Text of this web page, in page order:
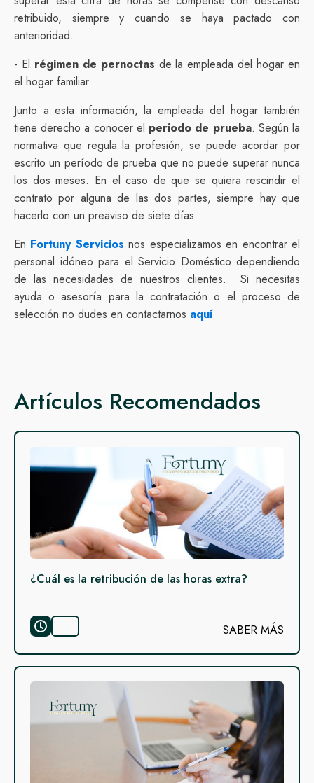
retribuido, siempre y cuando se haya pactado con
anterioridad.
- El régimen de pernoctas de la empleada del hogar en
el hogar familiar.
Junto a esta información, la empleada del hogar también
tiene derecho a conocer el periodo de prueba. Según la
normativa que regula la profesión, se puede acordar por
escrito un período de prueba que no puede superar nunca
los dos meses. En el caso de que se quiera rescindir el
contrato por alguna de las dos partes, siempre hay que
hacerlo con un preaviso de siete días.
En Fortuny Servicios nos especializamos en encontrar el
personal idóneo para el Servicio Doméstico dependiendo
de las necesidades de nuestros clientes. Si necesitas
ayuda o asesoría para la contratación o el proceso de
selección no dudes en contactarnos aquí
Artículos Recomendados
¿Cuál es la retribución de las horas extra?
SABER MÁS